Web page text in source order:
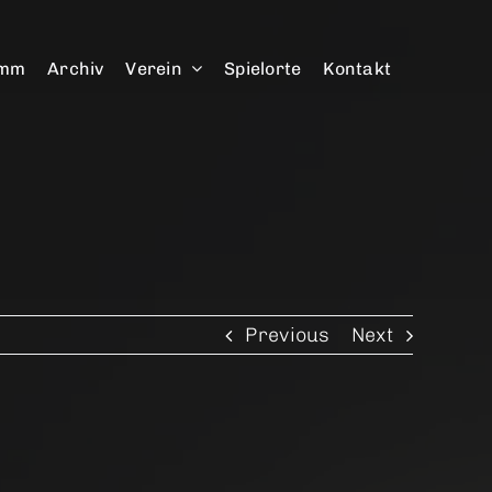
Archiv Verein Spielorte Kontakt
Previous Next